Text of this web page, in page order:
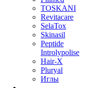
TOSKANI
Revitacare
SelaTox
Skinasil
Peptide
Introlypolise
Hair-X
Pluryal
Иглы